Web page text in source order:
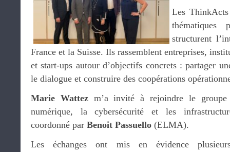
Les
thématiques
structurent
France et la Suisse. Ils rassemblent entreprises,
et start-ups autour d’objectifs concrets : partager
le dialogue et construire des coopérations
Marie Wattezm’a invité à rejoindre le groupe
numérique, la cybersécurité et les
coordonné par Benoit Passuello (ELMA).
Les échanges ont mis en évidence